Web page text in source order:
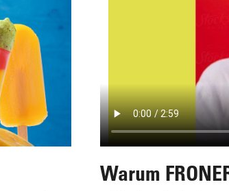
Warum